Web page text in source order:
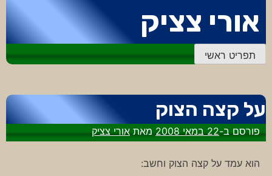
לתוכן
אורי צציק
תפריט ראשי
על קצה הצוק
פורסם ב-22 במאי 2008 מאתאורי צציק
הוא עמד על קצה הצוק וחשב: